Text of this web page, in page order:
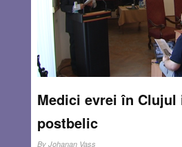
Medici evrei în
postbelic
By Johanan Vass